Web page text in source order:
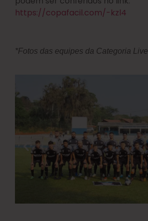
https://copafacil.com/-kzl4
*Fotos das equipes da Categoria Live